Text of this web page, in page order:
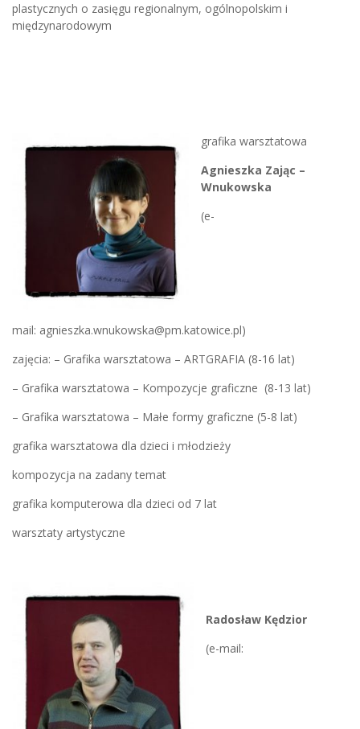
plastycznych o zasięgu regionalnym, ogólnopolskim i
międzynarodowym
grafika warsztatowa
Agnieszka Zając –
Wnukowska
(e-
mail: agnieszka.wnukowska@pm.katowice.pl)
zajęcia: – Grafika warsztatowa – ARTGRAFIA (8-16 lat)
– Grafika warsztatowa – Kompozycje graficzne (8-13 lat)
– Grafika warsztatowa – Małe formy graficzne (5-8 lat)
grafika warsztatowa dla dzieci i młodzieży
kompozycja na zadany temat
grafika komputerowa dla dzieci od 7 lat
warsztaty artystyczne
Radosław Kędzior
(e-mail: